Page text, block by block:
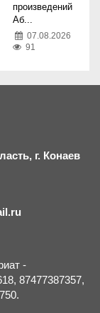
произведений
Аб...
07.08.2026
91
г. Конаев
-
87477387357,